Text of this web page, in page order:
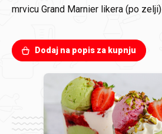
mrvicu Grand Marnier likera (po zelji)
Dodaj na popis za kupnju